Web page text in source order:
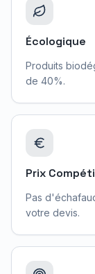
Écologique
Produits
de 40%.
Prix
Pas
votre devis.